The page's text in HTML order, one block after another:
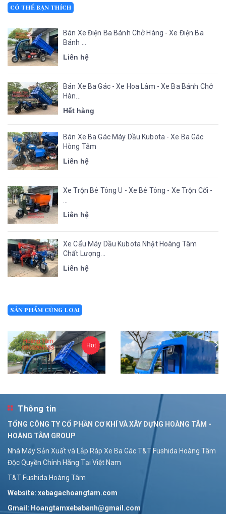
CÓ THỂ BẠN THÍCH
Bán Xe Điện Ba Bánh Chở Hàng - Xe Điện Ba
Bánh ...
Liên hệ
Bán Xe Ba Gác - Xe Hoa Lâm - Xe Ba Bánh Chở
Hàn...
Hết hàng
Bán Xe Ba Gác Máy Dầu Kubota - Xe Ba Gác
Hòng Tâm
Liên hệ
Xe Trộn Bê Tông U - Xe Bê Tông - Xe Trộn Cối -
Liên hệ
Xe Cẩu Máy Dầu Kubota Nhật Hoàng Tâm
Chất Lượng...
Liên hệ
SẢN PHẨM CÙNG LOẠI
Hot
Liên hệ
Thông tin
TỔNG CÔNG TY CỔ PHẦN CƠ KHÍ VÀ XÂY DỰNG HOÀNG TÂM -
HOÀNG TÂM GROUP
Nhà Máy Sản Xuất và Lắp Ráp Xe Ba Gác T&T Fushida Hoàng Tâm
Độc Quyền Chính Hãng Tại Việt Nam
T&T Fushida Hoàng Tâm
Website: xebagachoangtam.com
Gmail: Hoangtamxebabanh@gmail.com